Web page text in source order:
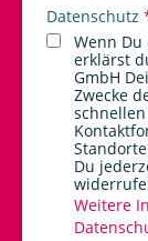
Datenschutz
Wenn
erklärst
GmbH
Zwecke
Du
Weitere